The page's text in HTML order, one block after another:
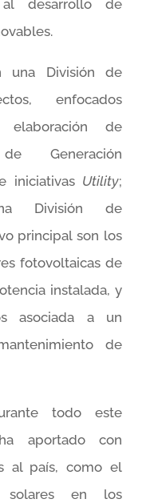
desarrollo de
una División de
enfocados
de
Generación
iniciativas Utility;
División de
principal son los
fotovoltaicas de
instalada, y
asociada a un
de
todo este
aportado con
al país, como el
solares en los